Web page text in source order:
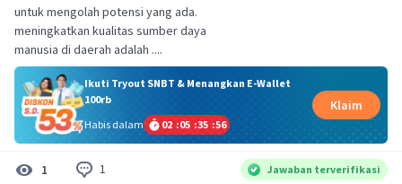
untuk mengolah potensi yang ada.
meningkatkan kualitas sumber daya
manusia di daerah adalah ....
Ikuti Tryout SNBT & Menangkan E-Wallet
100rb
Habis dalam
02 :05 :35 :56
Klaim
1 1 Jawaban terverifikasi